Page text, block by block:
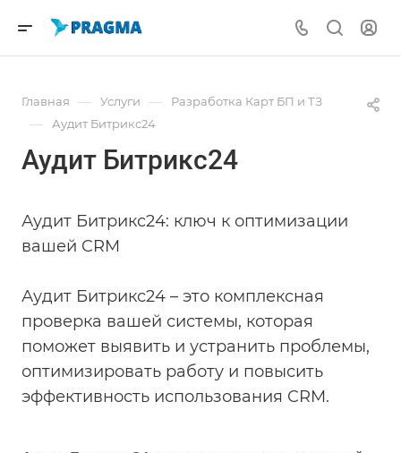
Главная — Услуги — Разработка Карт БП и ТЗ
— Аудит Битрикс24
Аудит Битрикс24
Аудит Битрикс24: ключ к оптимизации
вашей CRM
Аудит Битрикс24 – это комплексная
проверка вашей системы, которая
поможет выявить и устранить проблемы,
оптимизировать работу и повысить
эффективность использования CRM.